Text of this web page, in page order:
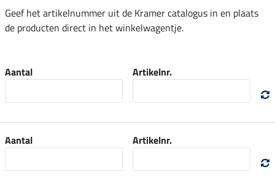
Geef het artikelnummer uit de Kramer catalogus in en plaats
de producten direct in het winkelwagentje.
Aantal Artikelnr.
Aantal Artikelnr.